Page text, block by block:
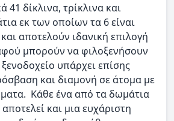
41 δίκλινα, τρίκλινα και
εκ των οποίων τα 6 είναι
αποτελούν ιδανική επιλογή
μπορούν να φιλοξενήσουν
υπάρχει επίσης
και διαμονή σε άτομα με
Κάθε ένα από τα δωμάτια
και μια ευχάριστη